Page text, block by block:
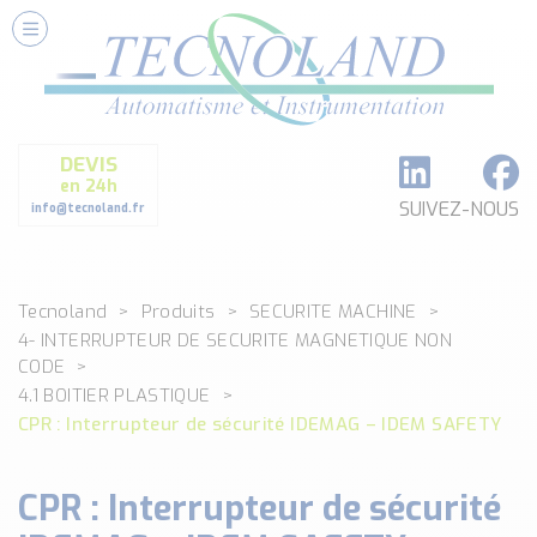
DEVIS
en 24h
info@tecnoland.fr SUIVEZ-NOUS
Nos Services
Conseils et Fourniture
Formation et Assistance
Architecture I-O Link multi fabricants
Classé par catégorie
DEBIT
DETECTION
ANALYSE PHYSICO-CHIMIQUE
Voir toutes les catégories …
Tecnoland Produits
SECURITE MACHINE
4- INTERRUPTEUR DE SECURITE MAGNETIQUE NON
CODE
4.1 BOITIER PLASTIQUE
CPR : Interrupteur de sécurité IDEMAG – IDEM SAFETY
CPR : Interrupteur de sécurité